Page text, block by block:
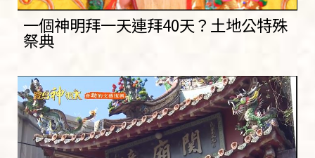
一個神明拜一天連拜40天？土地公特殊
祭典